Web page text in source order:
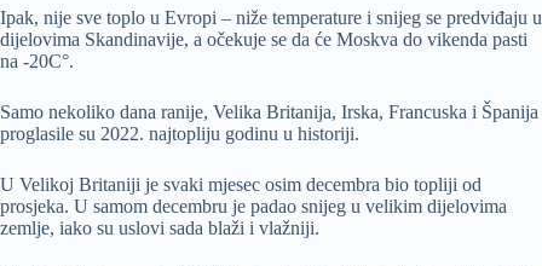
Ipak, nije sve toplo u Evropi – niže temperature i snijeg se predviđaju u
dijelovima Skandinavije, a očekuje se da će Moskva do vikenda pasti
na -20C°.
Samo nekoliko dana ranije, Velika Britanija, Irska, Francuska i Španija
proglasile su 2022. najtopliju godinu u historiji.
U Velikoj Britaniji je svaki mjesec osim decembra bio topliji od
prosjeka. U samom decembru je padao snijeg u velikim dijelovima
zemlje, iako su uslovi sada blaži i vlažniji.